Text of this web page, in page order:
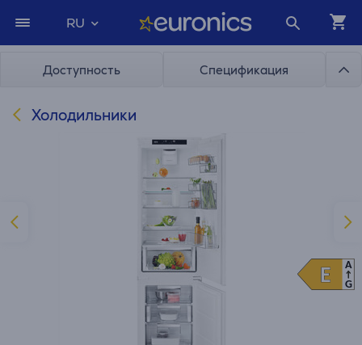
RU
Доступность Спецификация
Холодильники
E
E
A
G